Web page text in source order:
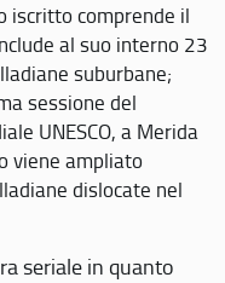
iscritto comprende il
al suo interno 23
suburbane;
sessione del
UNESCO, a Merida
viene ampliato
dislocate nel
seriale in quanto